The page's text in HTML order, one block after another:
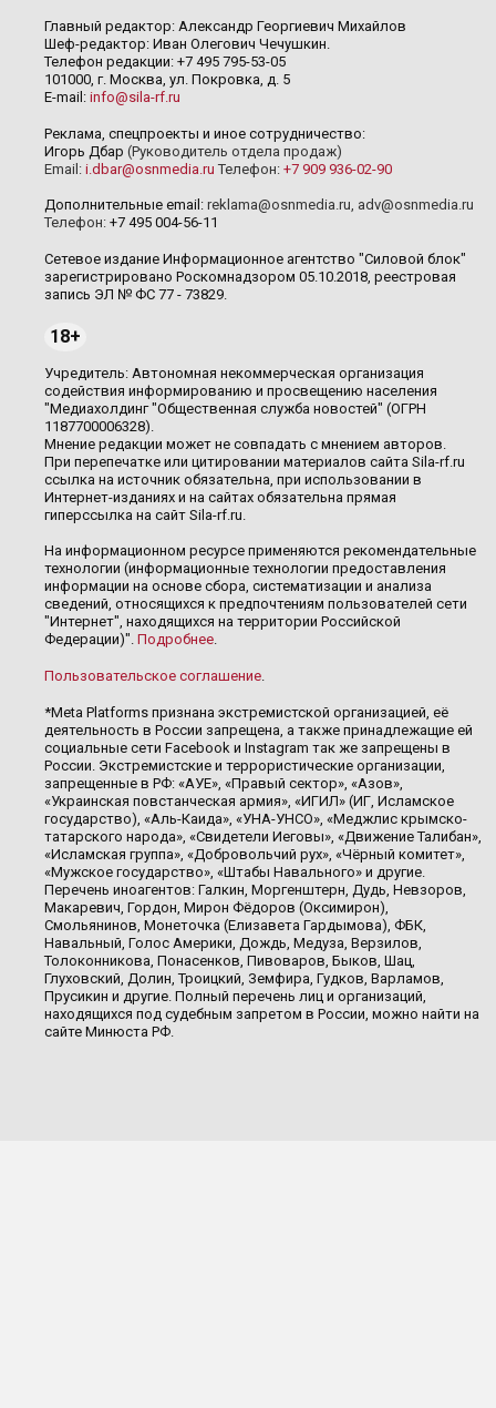
Главный редактор: Александр Георгиевич Михайлов
Шеф-редактор: Иван Олегович Чечушкин.
Телефон редакции: +7 495 795-53-05
101000, г. Москва, ул. Покровка, д. 5
E-mail: info@sila-rf.ru
Реклама, спецпроекты и иное сотрудничество:
Игорь Дбар (Руководитель отдела продаж)
Email: i.dbar@osnmedia.ru Телефон: +7 909 936-02-90
Дополнительные email: reklama@osnmedia.ru adv@osnmedia.ru
Телефон: +7 495 004-56-11
Сетевое издание Информационное агентство "Силовой блок"
зарегистрировано Роскомнадзором 05.10.2018, реестровая
запись ЭЛ № ФС 77 - 73829.
18+
Учредитель: Автономная некоммерческая организация
содействия информированию и просвещению населения
"Медиахолдинг "Общественная служба новостей" (ОГРН
1187700006328).
Мнение редакции может не совпадать с мнением авторов.
При перепечатке или цитировании материалов сайта Sila-rf.ru
ссылка на источник обязательна, при использовании в
Интернет-изданиях и на сайтах обязательна прямая
гиперссылка на сайт Sila-rf.ru.
На информационном ресурсе применяются рекомендательные
технологии (информационные технологии предоставления
информации на основе сбора, систематизации и анализа
сведений, относящихся к предпочтениям пользователей сети
"Интернет", находящихся на территории Российской
Федерации)". Подробнее
Пользовательское соглашение
*Meta Platforms признана экстремистской организацией, её
деятельность в России запрещена, а также принадлежащие ей
социальные сети Facebook и Instagram так же запрещены в
России. Экстремистские и террористические организации,
запрещенные в РФ: «АУЕ», «Правый сектор», «Азов»,
«Украинская повстанческая армия», «ИГИЛ» (ИГ, Исламское
государство), «Аль-Каида», «УНА-УНСО», «Меджлис крымско-
татарского народа», «Свидетели Иеговы», «Движение Талибан»,
«Исламская группа», «Добровольчий рух», «Чёрный комитет»,
«Мужское государство», «Штабы Навального» и другие.
Перечень иноагентов: Галкин, Моргенштерн, Дудь, Невзоров,
Макаревич, Гордон, Мирон Фёдоров (Оксимирон),
Смольянинов, Монеточка (Елизавета Гардымова), ФБК,
Навальный, Голос Америки, Дождь, Медуза, Верзилов,
Толоконникова, Понасенков, Пивоваров, Быков, Шац,
Глуховский, Долин, Троицкий, Земфира, Гудков, Варламов,
Прусикин и другие. Полный перечень лиц и организаций,
находящихся под судебным запретом в России, можно найти на
сайте Минюста РФ.